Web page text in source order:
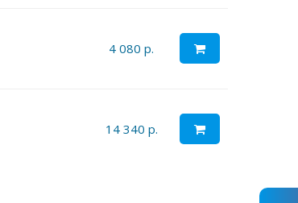
4 080 р.
14 340 р.